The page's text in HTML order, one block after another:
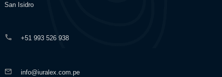
San Isidro
+51 993 526 938
info@iuralex.com.pe